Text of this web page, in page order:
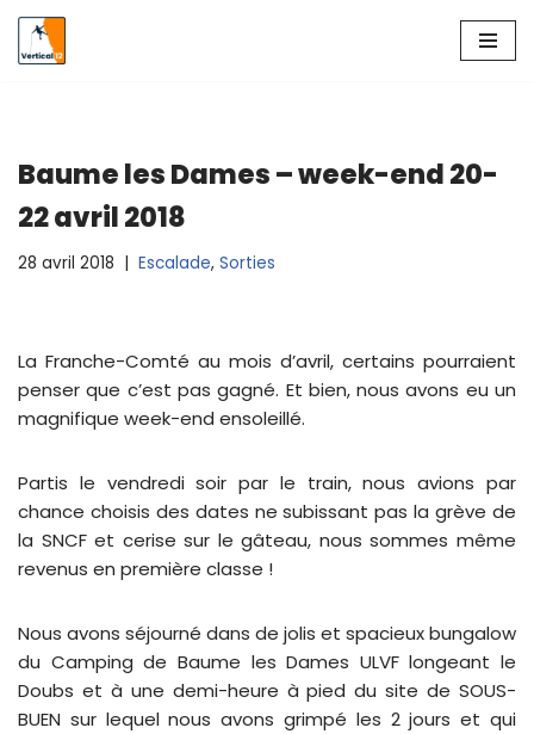
Aller
Baume les Dames – week-end 20-
22 avril 2018
28 avril 2018 Escalade, Sorties
La Franche-Comté au mois d’avril, certains pourraient
penser que c’est pas gagné. Et bien, nous avons eu un
magnifique week-end ensoleillé.
Partis le vendredi soir par le train, nous avions par
chance choisis des dates ne subissant pas la grève de
la SNCF et cerise sur le gâteau, nous sommes même
revenus en première classe !
Nous avons séjourné dans de jolis et spacieux bungalow
du Camping de Baume les Dames ULVF longeant le
Doubs et à une demi-heure à pied du site de SOUS-
BUEN sur lequel nous avons grimpé les 2 jours et qui